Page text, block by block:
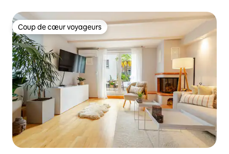
Coup de cœur voyageurs
Coup de cœur voyageurs